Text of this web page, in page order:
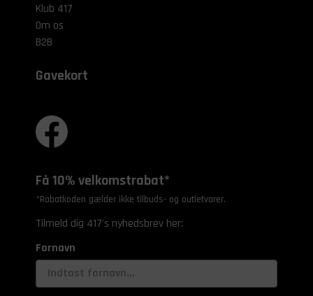
Klub 417
Om os
B2B
Gavekort
Få 10% velkomstrabat*
*Rabatkoden gælder ikke tilbuds- og outletvarer.
Tilmeld dig 417's nyhedsbrev her:
Fornavn